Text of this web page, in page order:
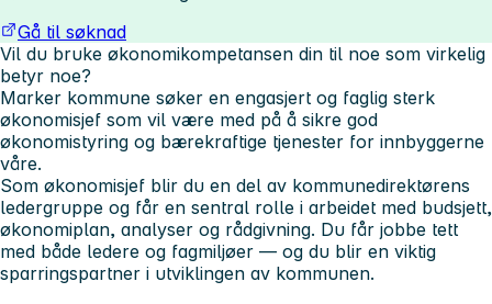
Gå til søknad
Vil du bruke økonomikompetansen din til noe som virkelig
betyr noe?
Marker kommune søker en engasjert og faglig sterk
økonomisjef som vil være med på å sikre god
økonomistyring og bærekraftige tjenester for innbyggerne
våre.
Som økonomisjef blir du en del av kommunedirektørens
ledergruppe og får en sentral rolle i arbeidet med budsjett,
økonomiplan, analyser og rådgivning. Du får jobbe tett
med både ledere og fagmiljøer — og du blir en viktig
sparringspartner i utviklingen av kommunen.